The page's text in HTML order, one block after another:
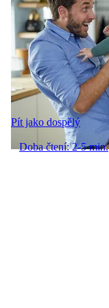
Pít jako dospělý
Doba čtení: 2-5 min.